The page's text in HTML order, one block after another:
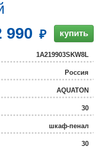
990 купить
1A219903SKW8L
Россия
AQUATON
30
шкаф-пенал
30